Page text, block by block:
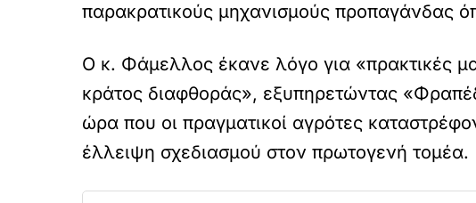
παρακρατικούς μηχανισμούς προπαγάνδας
Ο κ. Φάμελλος έκανε λόγο για «πρακτικές
κράτος διαφθοράς», εξυπηρετώντας
ώρα που οι πραγματικοί αγρότες
έλλειψη σχεδιασμού στον πρωτογενή τομέα.